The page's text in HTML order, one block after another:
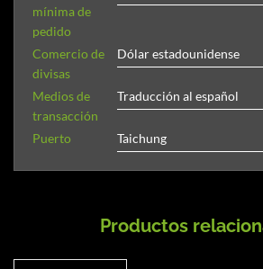
mínima de
pedido
Comercio de
divisas
Dólar estadounidense
Medios de
transacción
Traducción al español
Puerto Taichung
Productos